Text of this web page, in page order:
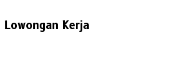
Lowongan Kerja